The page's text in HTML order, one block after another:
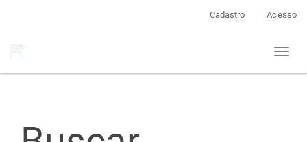
Cadastro Acesso
Toggle